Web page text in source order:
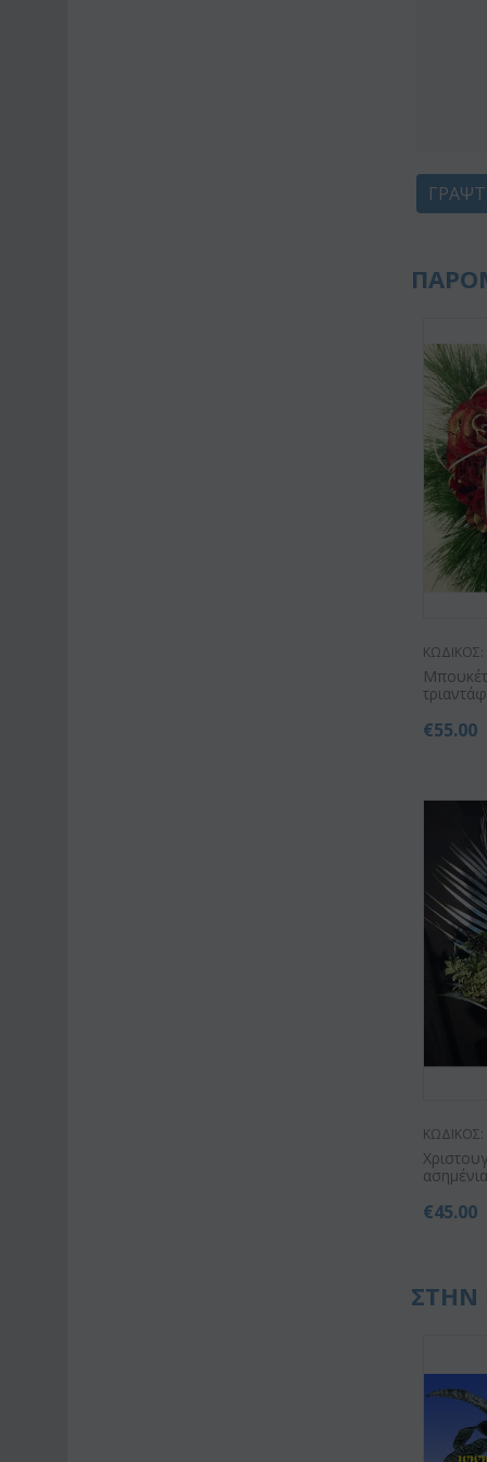
ΚΩΔΙΚΟΣ:
€55.00
ΚΩΔΙΚΟΣ:
€45.00
ΣΤΗΝ